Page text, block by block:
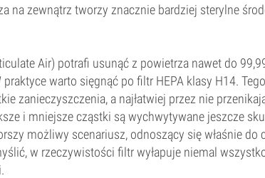
na zewnątrz tworzy znacznie bardziej sterylne
Air) potrafi usunąć z powietrza nawet do
warto sięgnąć po filtr HEPA klasy H14.
zanieczyszczenia, a najłatwiej przez nie
i mniejsze cząstki są wychwytywane jeszcze
możliwy scenariusz, odnoszący się właśnie do
w rzeczywistości filtr wyłapuje niemal